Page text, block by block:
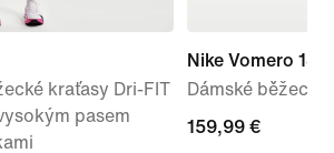
kraťasy Dri-FIT
pasem
Nike Vomero 18
Dámské
159,99 €
159,99 €